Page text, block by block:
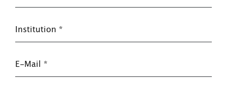
Institution *
E-Mail *